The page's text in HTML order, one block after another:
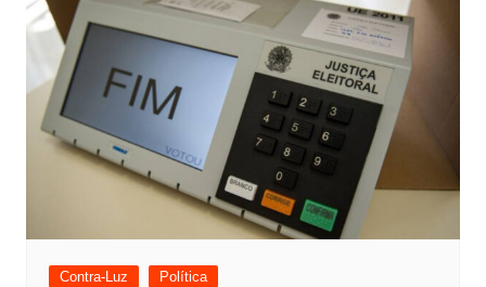
Contra-Luz Política